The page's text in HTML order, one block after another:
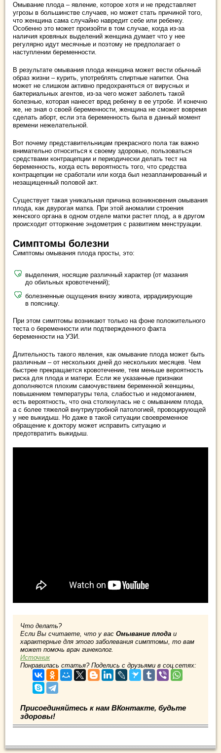
Омывание плода – явление, которое хотя и не представляет
угрозы в большинстве случаев, но может стать причиной того,
что женщина сама случайно навредит себе или ребенку.
Особенно это может произойти в том случае, когда из-за
наличия кровяных выделений женщина думает что у нее
регулярно идут месячные и поэтому не предполагает о
наступлении беременности.
В результате омывания плода женщина может вести обычный
образ жизни – курить, употреблять спиртные напитки. Она
может не слишком активно предохраняться от вирусных и
бактериальных агентов, из-за чего может заболеть такой
болезнью, которая нанесет вред ребенку в ее утробе. И конечно
же, не зная о своей беременности, женщина не сможет вовремя
сделать аборт, если эта беременность была в данный момент
времени нежелательной.
Вот почему представительницам прекрасного пола так важно
внимательно относиться к своему здоровью, пользоваться
средствами контрацепции и периодически делать тест на
беременность, когда есть вероятность того, что средства
контрацепции не сработали или когда был незапланированный и
незащищенный половой акт.
Существует такая уникальная причина возникновения омывания
плода, как двурогая матка. При этой аномалии строения
женского органа в одном отделе матки растет плод, а в другом
происходит отторжение эндометрия с развитием менструации.
Симптомы болезни
Симптомы омывания плода просты, это:
выделения, носящие различный характер (от мазания
до обильных кровотечений);
болезненные ощущения внизу живота, иррадиирующие
в поясницу.
При этом симптомы возникают только на фоне положительного
теста о беременности или подтвержденного факта
беременности на УЗИ.
Длительность такого явления, как омывание плода может быть
различным – от нескольких дней до нескольких месяцев. Чем
быстрее прекращается кровотечение, тем меньше вероятность
риска для плода и матери. Если же указанные признаки
дополняются плохим самочувствием беременной женщины,
повышением температуры тела, слабостью и недомоганием,
есть вероятность, что она столкнулась не с омыванием плода,
а с более тяжелой внутриутробной патологией, провоцирующей
у нее выкидыш. Но даже в такой ситуации своевременное
обращение к доктору может исправить ситуацию и
предотвратить выкидыш.
Что делать?
Если Вы считаете, что у вас Омывание плода и
характерные для этого заболевания симптомы, то вам
может помочь врач гинеколог.
Источник
Понравилась статья? Поделись с друзьями в соц.сетях:
Присоединяйтесь к нам ВКонтакте, будьте
здоровы!